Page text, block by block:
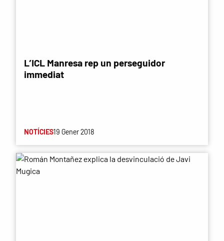
L’ICL Manresa rep un perseguidor
immediat
NOTÍCIES19 Gener 2018